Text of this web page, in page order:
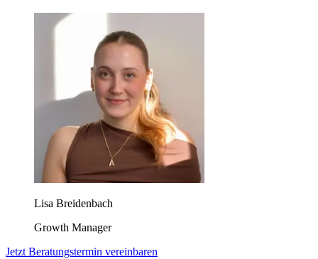
Lisa Breidenbach
Growth Manager
Jetzt Beratungstermin vereinbaren